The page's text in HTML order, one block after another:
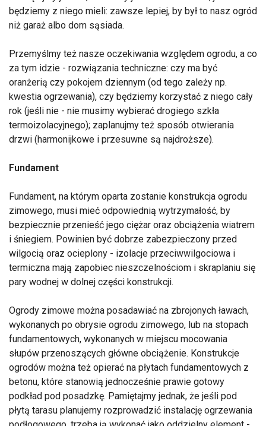
będziemy z niego mieli: zawsze lepiej, by był to nasz ogród
niż garaż albo dom sąsiada.
Przemyślmy też nasze oczekiwania względem ogrodu, a co
za tym idzie - rozwiązania techniczne: czy ma być
oranżerią czy pokojem dziennym (od tego zależy np.
kwestia ogrzewania), czy będziemy korzystać z niego cały
rok (jeśli nie - nie musimy wybierać drogiego szkła
termoizolacyjnego); zaplanujmy też sposób otwierania
drzwi (harmonijkowe i przesuwne są najdroższe).
Fundament
Fundament, na którym oparta zostanie konstrukcja ogrodu
zimowego, musi mieć odpowiednią wytrzymałość, by
bezpiecznie przenieść jego ciężar oraz obciążenia wiatrem
i śniegiem. Powinien być dobrze zabezpieczony przed
wilgocią oraz ocieplony - izolacje przeciwwilgociowa i
termiczna mają zapobiec nieszczelnościom i skraplaniu się
pary wodnej w dolnej części konstrukcji.
Ogrody zimowe można posadawiać na zbrojonych ławach,
wykonanych po obrysie ogrodu zimowego, lub na stopach
fundamentowych, wykonanych w miejscu mocowania
słupów przenoszących główne obciążenie. Konstrukcje
ogrodów można też opierać na płytach fundamentowych z
betonu, które stanowią jednocześnie prawie gotowy
podkład pod posadzkę. Pamiętajmy jednak, że jeśli pod
płytą tarasu planujemy rozprowadzić instalację ogrzewania